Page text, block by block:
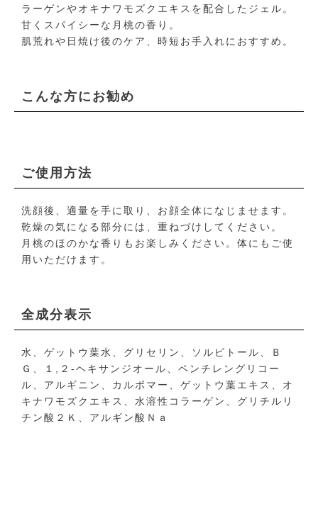
ラーゲンやオキナワモズクエキスを配合したジェル。
甘くスパイシーな月桃の香り。
肌荒れや日焼け後のケア、時短お手入れにおすすめ。
こんな方にお勧め
ご使用方法
洗顔後、適量を手に取り、お顔全体になじませます。
乾燥の気になる部分には、重ねづけしてください。
月桃のほのかな香りもお楽しみください。体にもご使
用いただけます。
全成分表示
水、ゲットウ葉水、グリセリン、ソルビトール、Ｂ
Ｇ、１,２-ヘキサンジオール、ペンチレングリコー
ル、アルギニン、カルボマー、ゲットウ葉エキス、オ
キナワモズクエキス、水溶性コラーゲン、グリチルリ
チン酸２Ｋ、アルギン酸Ｎａ